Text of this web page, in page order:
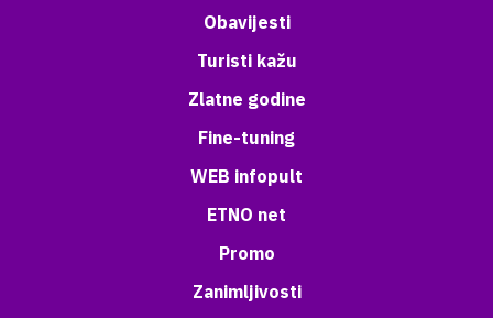
Obavijesti
Turisti kažu
Zlatne godine
Fine-tuning
WEB infopult
ETNO net
Promo
Zanimljivosti